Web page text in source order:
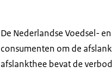
De Nederlandse Voedsel-
consumenten om de
afslankthee bevat de